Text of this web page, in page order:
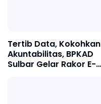
Tertib Data, Kokohkan
Akuntabilitas, BPKAD
Sulbar Gelar Rakor E-